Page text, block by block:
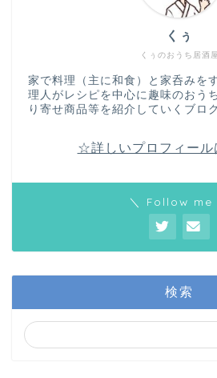
くぅのおうち居酒屋
くぅ
家で料理（主に和食）と家呑みを
理人がレシピを中心に趣味のおう
り寄せ商品等を紹介していくブロ
☆詳しいプロフィー
＼ Follow me
検索